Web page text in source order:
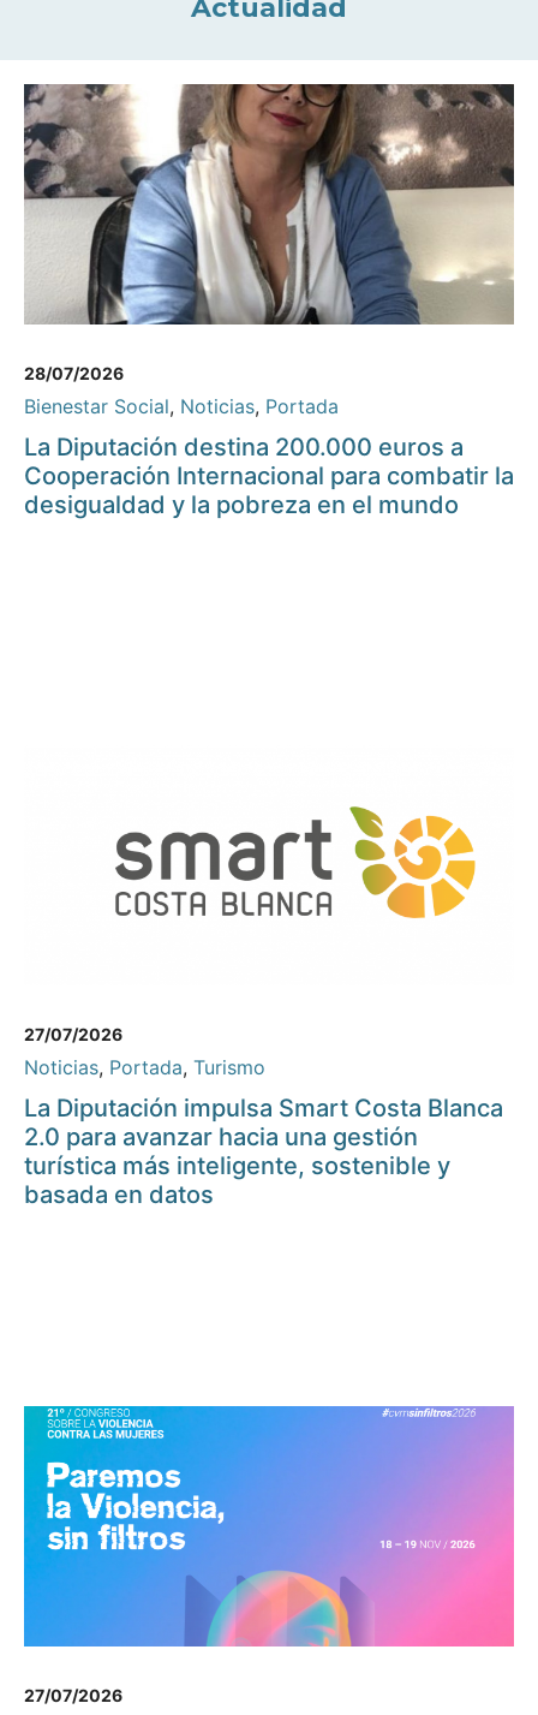
Actualidad
28/07/2026
Bienestar Social, Noticias, Portada
La Diputación destina 200.000 euros a
Cooperación Internacional para combatir la
desigualdad y la pobreza en el mundo
27/07/2026
Noticias, Portada, Turismo
La Diputación impulsa Smart Costa Blanca
2.0 para avanzar hacia una gestión
turística más inteligente, sostenible y
basada en datos
27/07/2026